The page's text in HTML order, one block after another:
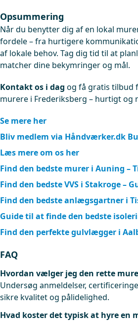
Opsummering
Når du benytter dig af en lokal
fordele – fra hurtigere
af lokale behov. Tag dig tid til at
matcher dine bekymringer og mål.
Kontakt os i dag og få gratis tilbud
murere i Frederiksberg – hurtigt og
Se mere her
Bliv medlem via Håndværker.dk
Læs mere om os her
Find den bedste murer i Auning –
Find den bedste VVS i Stakroge –
Find den bedste anlægsgartner i
Guide til at finde den bedste
Find den perfekte gulvlægger i
FAQ
Hvordan vælger jeg den rette
Undersøg anmeldelser,
sikre kvalitet og pålidelighed.
Hvad koster det typisk at hyre en